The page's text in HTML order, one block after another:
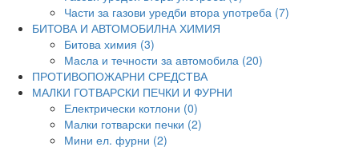
Части за газови уредби втора употреба (7)
БИТОВА И АВТОМОБИЛНА ХИМИЯ
Битова химия (3)
Масла и течности за автомобила (20)
ПРОТИВОПОЖАРНИ СРЕДСТВА
МАЛКИ ГОТВАРСКИ ПЕЧКИ И ФУРНИ
Електрически котлони (0)
Малки готварски печки (2)
Мини ел. фурни (2)